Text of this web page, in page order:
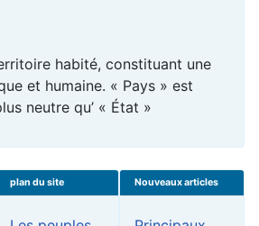
habité, constituant une
et humaine. « Pays » est
neutre qu’ « État »
plan du site Nouveaux articles